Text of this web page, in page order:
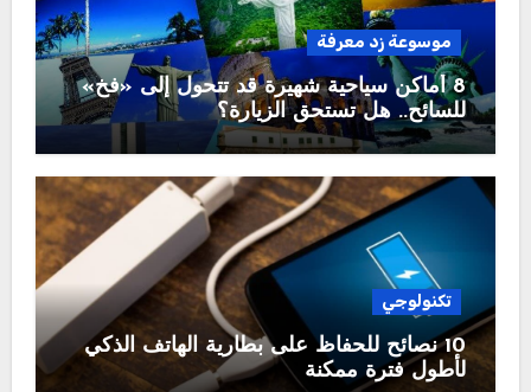
موسوعة زد معرفة
8 أماكن سياحية شهيرة قد تتحول إلى «فخ»
للسائح.. هل تستحق الزيارة؟
تكنولوجي
10 نصائح للحفاظ على بطارية الهاتف الذكي
لأطول فترة ممكنة